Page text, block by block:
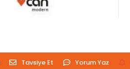
Tavsiye Et Yorum Yaz